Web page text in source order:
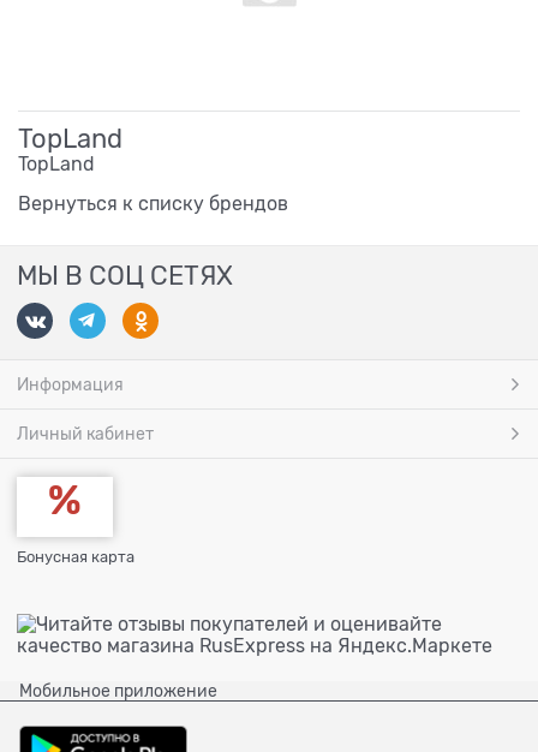
TopLand
TopLand
Вернуться к списку брендов
МЫ В СОЦ СЕТЯХ
Информация
Личный кабинет
Бонусная карта
Мобильное приложение